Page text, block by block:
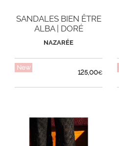
SANDALES BIEN ÊTRE
ALBA | DORÉ
NAZARÉE
New
125,00€